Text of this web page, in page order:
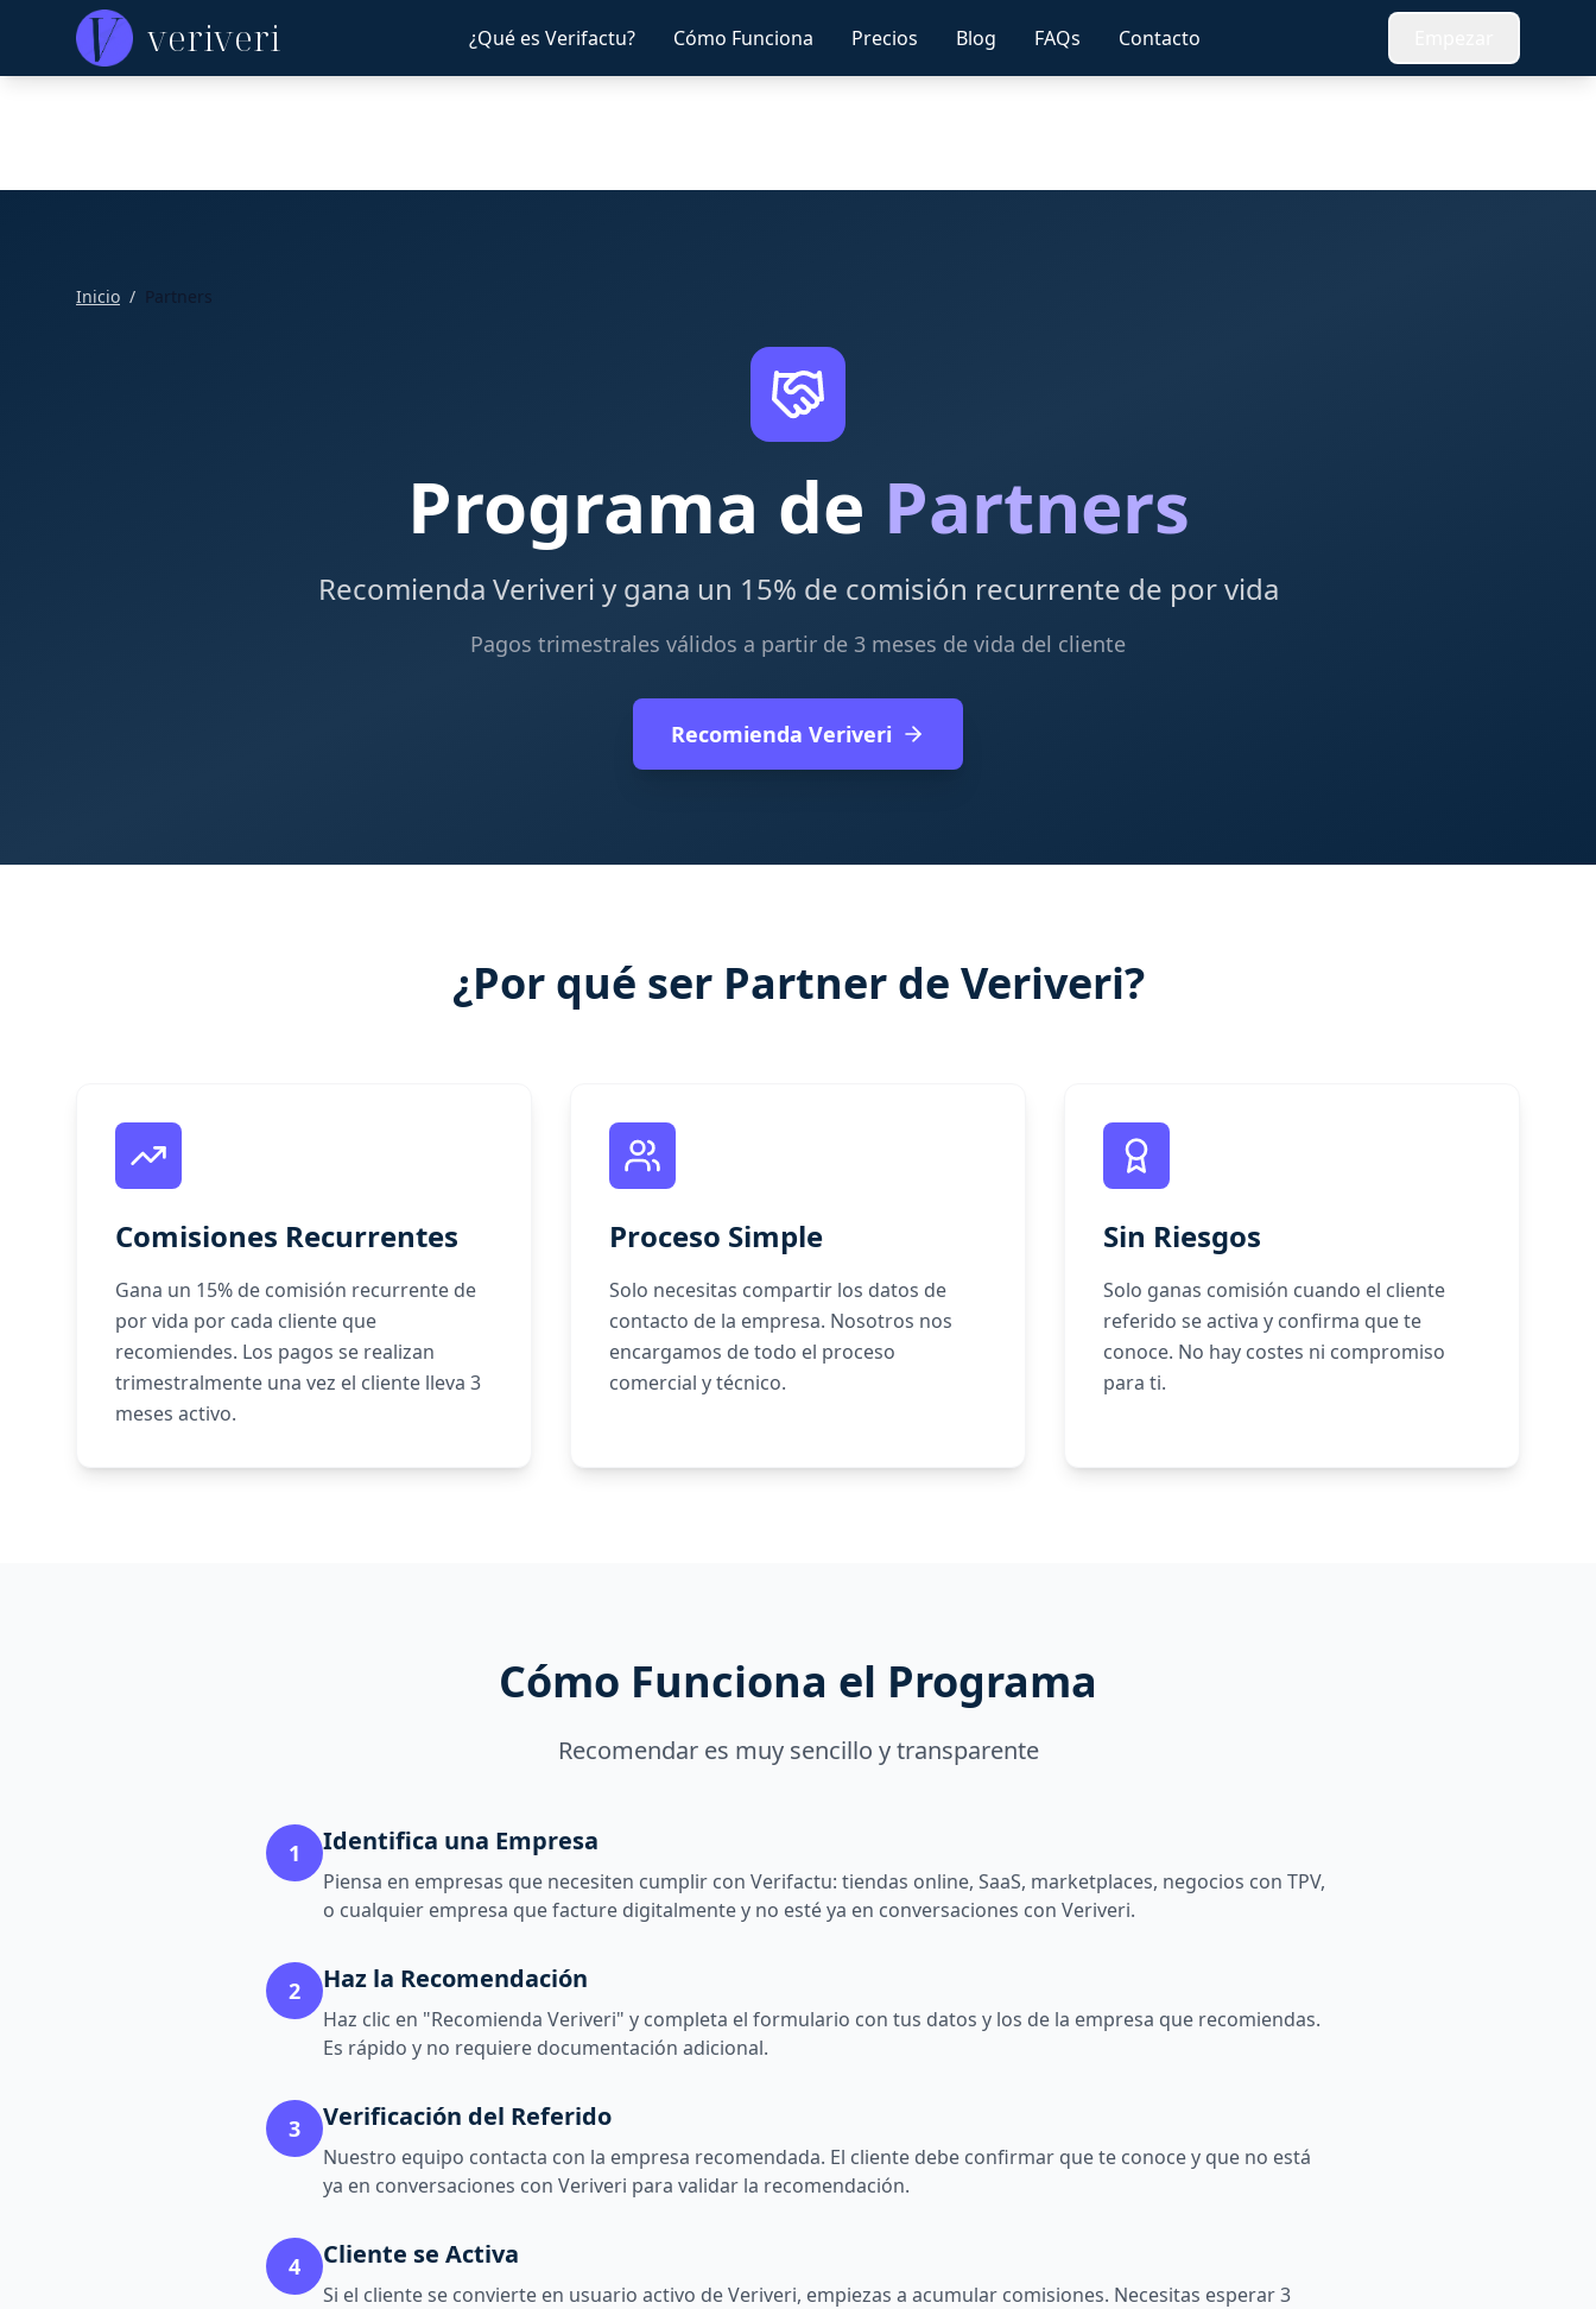
veriveri ¿Qué es Verifactu? Cómo Funciona Precios Blog FAQs Contacto
Inicio / Partners
Programa de Partners
Recomienda Veriveri y gana un 15% de comisión recurrente de por vida
Pagos trimestrales válidos a partir de 3 meses de vida del cliente
Recomienda Veriveri
¿Por qué ser Partner de Veriveri?
Comisiones Recurrentes
Gana un 15% de comisión recurrente de
por vida por cada cliente que
recomiendes. Los pagos se realizan
trimestralmente una vez el cliente lleva 3
meses activo.
Proceso Simple
Solo necesitas compartir los datos de
contacto de la empresa. Nosotros nos
encargamos de todo el proceso
comercial y técnico.
Sin Riesgos
Solo ganas comisión cuando el cliente
referido se activa y confirma que te
conoce. No hay costes ni compromiso
para ti.
Cómo Funciona el Programa
Recomendar es muy sencillo y transparente
1 Identifica una Empresa
Piensa en empresas que necesiten cumplir con Verifactu: tiendas online, SaaS, marketplaces, negocios con TPV,
o cualquier empresa que facture digitalmente y no esté ya en conversaciones con Veriveri.
2 Haz la Recomendación
Haz clic en "Recomienda Veriveri" y completa el formulario con tus datos y los de la empresa que recomiendas.
Es rápido y no requiere documentación adicional.
3 Verificación del Referido
Nuestro equipo contacta con la empresa recomendada. El cliente debe confirmar que te conoce y que no está
ya en conversaciones con Veriveri para validar la recomendación.
4 Cliente se Activa
Si el cliente se convierte en usuario activo de Veriveri, empiezas a acumular comisiones. Necesitas esperar 3